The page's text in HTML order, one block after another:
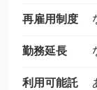
再雇用制度
勤務延長
利用可能託